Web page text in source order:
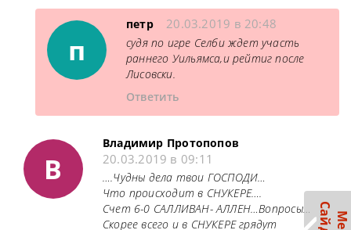
п
петр 20.03.2019 в 20:48
судя по игре Селби ждет участь
раннего Уильямса,и рейтиг после
Лисовски.
Ответить
В
Владимир Протопопов
20.03.2019 в 09:11
….Чудны дела твои ГОСПОДИ…
Что происходит в СНУКЕРЕ….
Счет 6-0 САЛЛИВАН- АЛЛЕН…Вопросы…
Скорее всего и в СНУКЕРЕ грядут